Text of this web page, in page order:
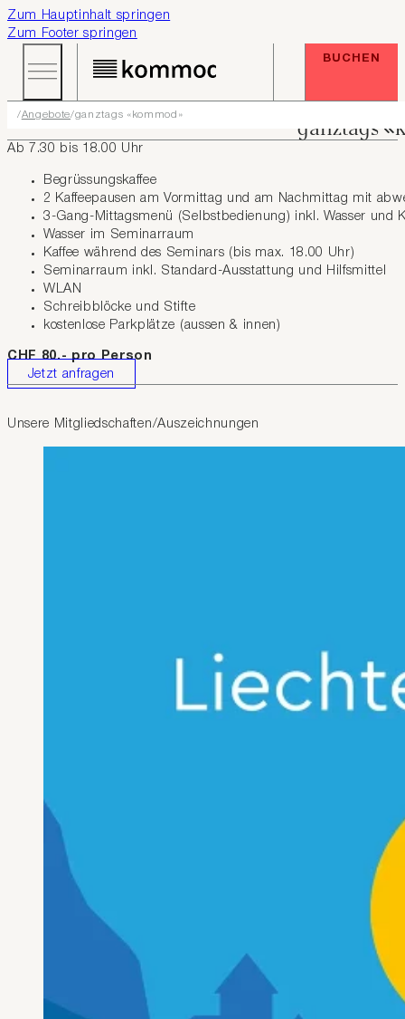
Zum Hauptinhalt springen
Zum Footer springen
BUCHEN
Angebote ganztags «kommod» ganztags
Ab 7.30 bis 18.00 Uhr
Begrüssungskaffee
2 Kaffeepausen am Vormittag und am Nachmittag mit
3-Gang-Mittagsmenü (Selbstbedienung) inkl. Wasser und
Wasser im Seminarraum
Kaffee während des Seminars (bis max. 18.00 Uhr)
Seminarraum inkl. Standard-Ausstattung und Hilfsmittel
WLAN
Schreibblöcke und Stifte
kostenlose Parkplätze (aussen & innen)
CHF 80.- pro Person
Jetzt anfragen
Unsere Mitgliedschaften/Auszeichnungen